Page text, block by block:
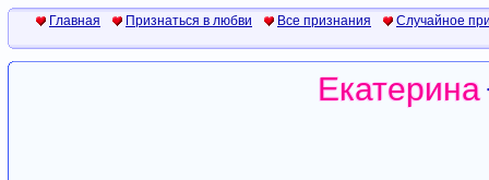
Главная Признаться в любви Все признания Случайное
Екатерина
Екатерина
Екатерина